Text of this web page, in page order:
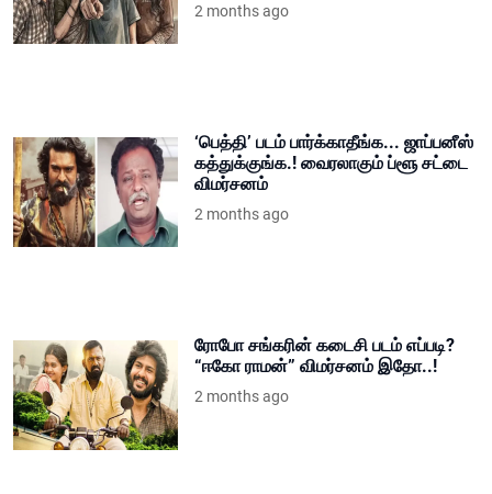
2 months ago
‘பெத்தி’ படம் பார்க்காதீங்க... ஜாப்பனீஸ்
கத்துக்குங்க.! வைரலாகும் ப்ளூ சட்டை
விமர்சனம்
2 months ago
ரோபோ சங்கரின் கடைசி படம் எப்படி?
“ஈகோ ராமன்” விமர்சனம் இதோ..!
2 months ago